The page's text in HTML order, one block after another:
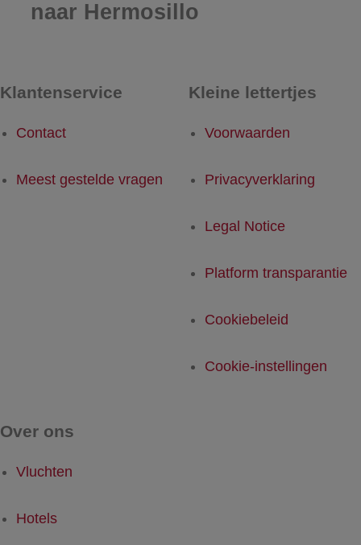
naar Hermosillo
Klantenservice
Contact
Meest gestelde vragen
Kleine lettertjes
Voorwaarden
Privacyverklaring
Legal Notice
Platform transparantie
Cookiebeleid
Cookie-instellingen
Over ons
Vluchten
Hotels